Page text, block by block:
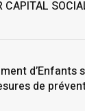
CAPITAL
d’Enfants
de